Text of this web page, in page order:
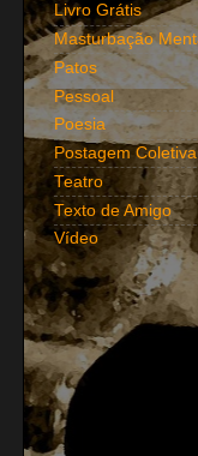
Livro Grátis
Masturbação
Patos
Pessoal
Poesia
Postagem Coletiva
Teatro
Texto de Amigo
Vídeo